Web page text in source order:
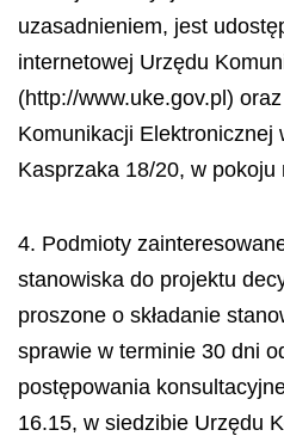
uzasadnieniem, jest
internetowej Urzędu
(http://www.uke.gov.pl)
Komunikacji Elektronicznej
Kasprzaka 18/20, w pokoju
4. Podmioty
stanowiska do projektu
proszone o składanie
sprawie w terminie 30 dni
postępowania
16.15, w siedzibie Urzędu